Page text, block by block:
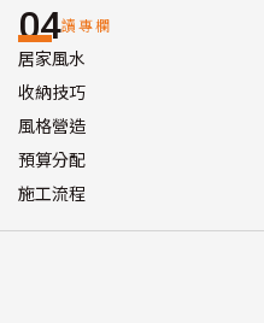
04讀專欄
居家風水
收納技巧
風格營造
預算分配
施工流程